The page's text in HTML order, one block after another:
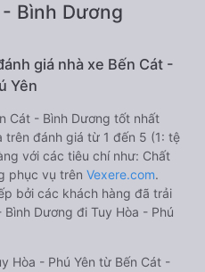
Bình Dương
giá nhà xe Bến Cát -
Yên
Cát - Bình Dương tốt nhất
đánh giá từ 1 đến 5 (1: tệ
với các tiêu chí như: Chất
phục vụ trên Vexere.com.
bởi các khách hàng đã trải
Dương đi Tuy Hòa - Phú
Hòa - Phú Yên từ Bến Cát -